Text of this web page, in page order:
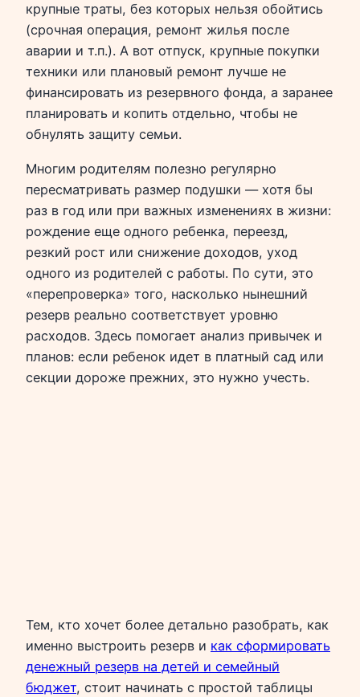
крупные траты, без которых нельзя обойтись
(срочная операция, ремонт жилья после
аварии и т.п.). А вот отпуск, крупные покупки
техники или плановый ремонт лучше не
финансировать из резервного фонда, а заранее
планировать и копить отдельно, чтобы не
обнулять защиту семьи.
Многим родителям полезно регулярно
пересматривать размер подушки — хотя бы
раз в год или при важных изменениях в жизни:
рождение еще одного ребенка, переезд,
резкий рост или снижение доходов, уход
одного из родителей с работы. По сути, это
«перепроверка» того, насколько нынешний
резерв реально соответствует уровню
расходов. Здесь помогает анализ привычек и
планов: если ребенок идет в платный сад или
секции дороже прежних, это нужно учесть.
Тем, кто хочет более детально разобрать, как
именно выстроить резерв и как сформировать
денежный резерв на детей и семейный
бюджет, стоит начинать с простой таблицы